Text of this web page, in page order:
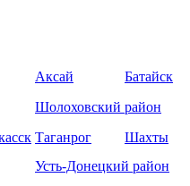
Аксай
Батайск
Шолоховский район
Таганрог
Шахты
Усть-Донецкий район